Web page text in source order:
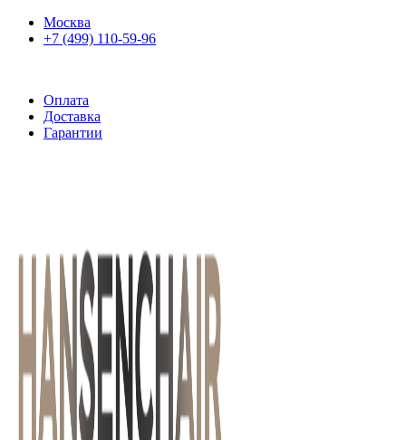
Москва
+7 (499) 110-59-96
Оплата
Доставка
Гарантии